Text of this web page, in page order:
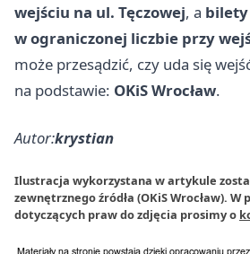
wejściu na ul. Tęczowej, a bilety
w ograniczonej liczbie przy
może przesądzić, czy uda się
na podstawie: OKiS Wrocław.
Autor:krystian
Ilustracja wykorzystana w artykule
zewnętrznego źródła (OKiS Wrocław).
dotyczących praw do zdjęcia prosimy o